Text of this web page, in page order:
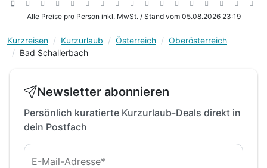
1 x Ausflugs- & Sightseeing Tipps an der
inkl. Nutzung des Wellnessbereich mit
Innen- & Außenthermalpool, Sauna-Variationen &
Granderwasser
inkl. Wellnessbereich auch am An-/Abreisetag
inkl. Bademantel leihweise während des
Aufenthalts
Alle Preise pro Person inkl. MwSt. / Stand vom 05.08.2026 23:19
Kurzreisen Kurzurlaub Österreich
Oberösterreich
Bad Schallerbach
Newsletter abonnieren
Persönlich kuratierte Kurzurlaub-Deals direkt in
dein Postfach
E-Mail-Adresse*